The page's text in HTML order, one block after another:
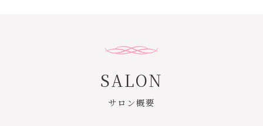
サロン概要
SALON